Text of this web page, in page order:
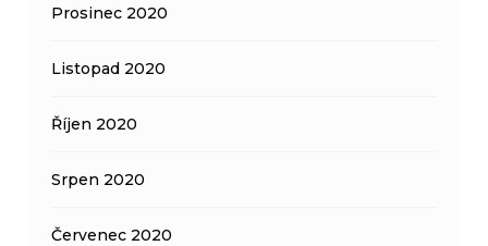
Prosinec 2020
Listopad 2020
Říjen 2020
Srpen 2020
Červenec 2020